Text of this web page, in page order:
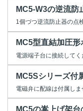
MC5-W3の逆流防
1個づつ逆流防止器の点
MC5型直結加圧
電源端子台に接続して
MC5Sシリーズ付
電磁弁に配線は付属し
MC5の嵩上げ架